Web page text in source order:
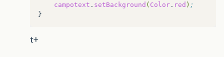
campotext . setBackground ( Color . red ) ;
t+